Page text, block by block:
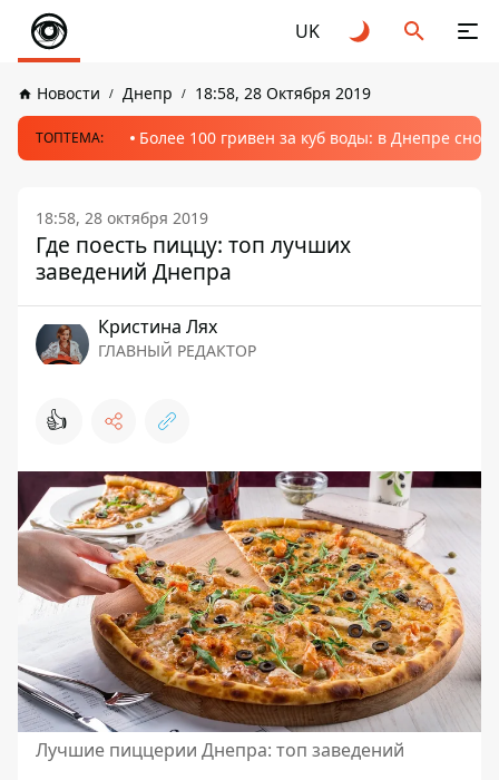
UK
Новости Днепр 18:58, 28 Октября 2019
ТОПТЕМА: Более 100 гривен за куб воды: в Днепре
18:58, 28 октября 2019
Где поесть пиццу: топ лучших
заведений Днепра
Кристина Лях
ГЛАВНЫЙ РЕДАКТОР
👍
Лучшие пиццерии Днепра: топ заведений